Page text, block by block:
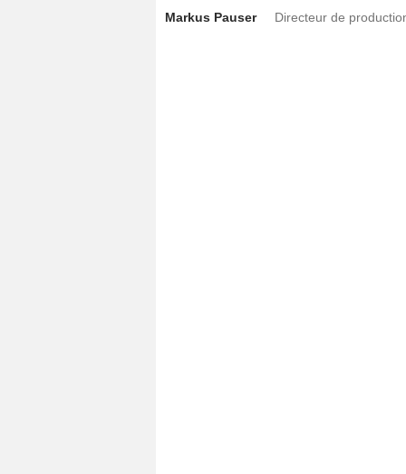
Markus Pauser Directeur de